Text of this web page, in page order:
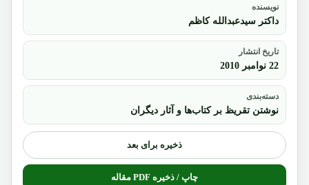
نویسنده
داکتر سیدعبدالله کاظم
تاریخ انتشار
22 نوامبر 2010
دسته‌بندی
نوشتن تقریظ بر کتاب‌ها و آثار دیگران
ذخیره برای بعد
چاپ / ذخیره PDF مقاله